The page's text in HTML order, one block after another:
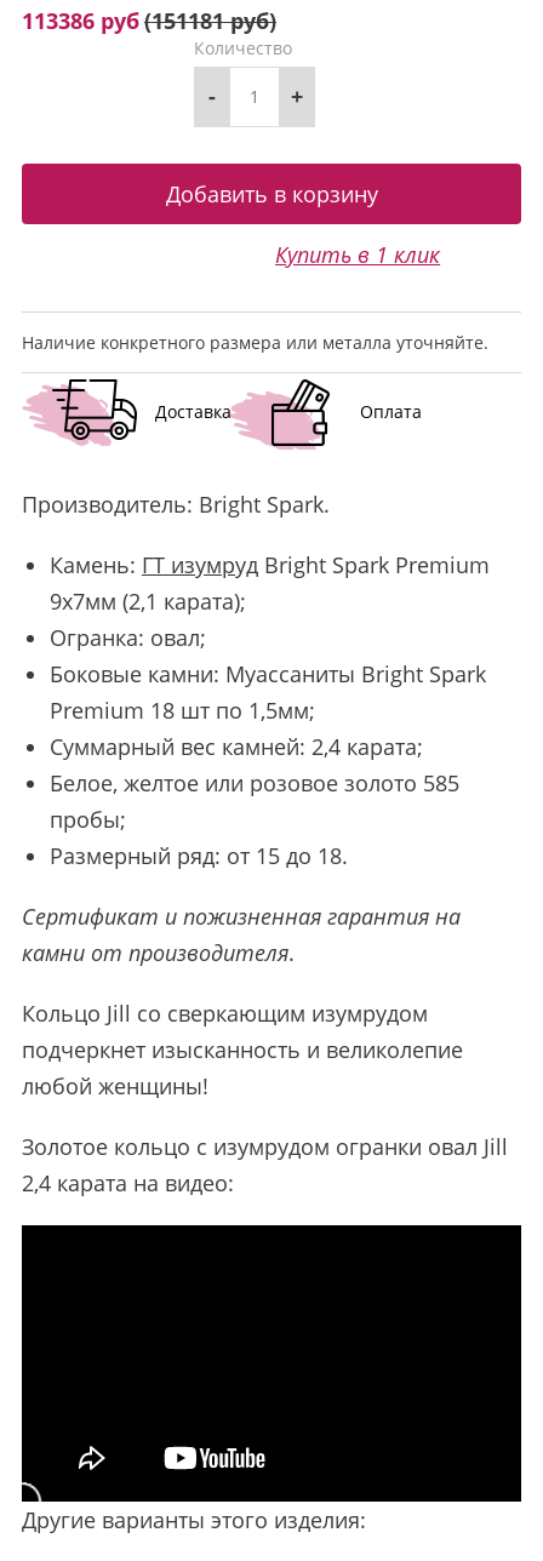
113386 руб(151181 руб)
Количество
- +
Купить в 1 клик
Наличие конкретного размера или металла уточняйте.
Доставка Оплата
Производитель: Bright Spark.
Камень: ГТ изумрудBright Spark Premium
9х7мм (2,1 карата);
Огранка: овал;
Боковые камни: Муассаниты Bright Spark
Premium 18 шт по 1,5мм;
Суммарный вес камней: 2,4 карата;
Белое, желтое или розовое золото 585
пробы;
Размерный ряд: от 15 до 18.
Сертификат и пожизненная гарантия на
камни от производителя.
Кольцо Jill со сверкающим изумрудом
подчеркнет изысканность и великолепие
любой женщины!
Золотое кольцо с изумрудом огранки овал Jill
2,4 карата на видео:
Другие варианты этого изделия: